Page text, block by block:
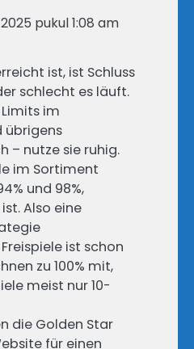
pukul 1:08 am
ist, ist Schluss
schlecht es läuft.
im
übrigens
– nutze sie ruhig.
im Sortiment
und 98%,
Also eine
ist schon
zu 100% mit,
meist nur 10-
die Golden Star
für einen